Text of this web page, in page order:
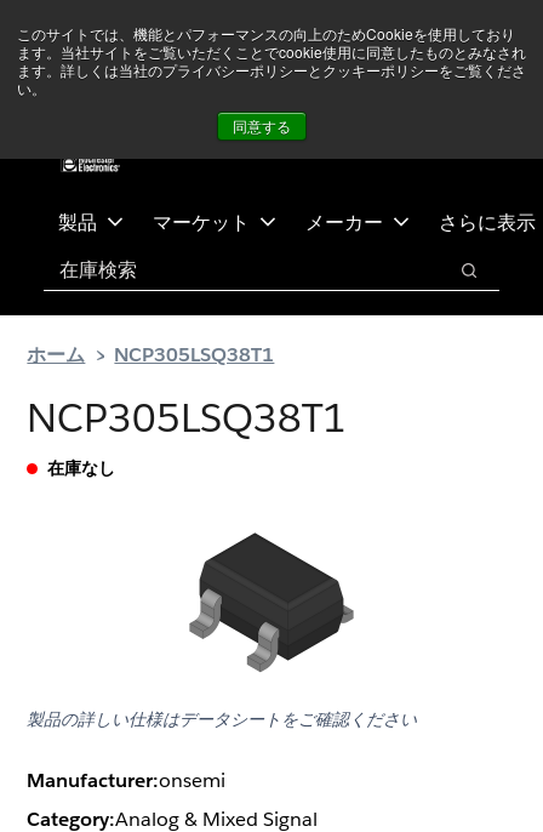
このサイトでは、機能とパフォーマンスの向上のためCookieを使用しており
ます。当社サイトをご覧いただくことでcookie使用に同意したものとみなされ
ます。詳しくは当社のプライバシーポリシーとクッキーポリシーをご覧くださ
い。
同意する
テ
ス
ありません 詳しい情報はこちら➜
製品 マーケット メーカー さらに表示
検索
検索
ホーム NCP305LSQ38T1
NCP305LSQ38T1
在庫なし
製品の詳しい仕様はデータシートをご確認ください
Manufacturer:onsemi
Category:Analog & Mixed Signal